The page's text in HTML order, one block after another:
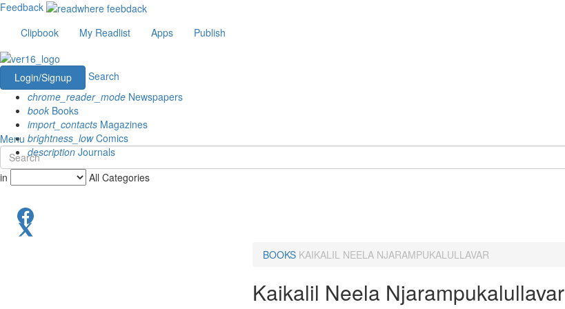
Feedback
Clipbook
My Readlist Apps Publish
Login/Signup
Search
chrome_reader_mode Newspapers
book Books
import_contacts Magazines
brightness_lowComics
description Journals
Menu
in All Categories
BOOKS KAIKALIL NEELA NJARAMPUKALULLAVAR
Kaikalil Neela Njarampukalullavar